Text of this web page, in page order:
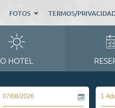
FOTOS TERMOS/
O HOTEL
1